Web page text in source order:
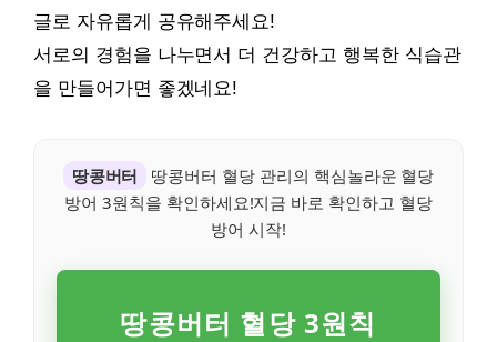
글로 자유롭게 공유해주세요!
서로의 경험을 나누면서 더 건강하고 행복한 식습관
을 만들어가면 좋겠네요!
땅콩버터
땅콩버터 혈당 관리의 핵심놀라운 혈당
방어 3원칙을 확인하세요!지금 바로 확인하고 혈당
방어 시작!
땅콩버터 혈당 3원칙